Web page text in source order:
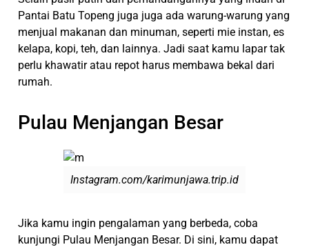
Pantai Batu Topeng juga juga ada warung-warung yang
menjual makanan dan minuman, seperti mie instan, es
kelapa, kopi, teh, dan lainnya. Jadi saat kamu lapar tak
perlu khawatir atau repot harus membawa bekal dari
rumah.
Pulau Menjangan Besar
Instagram.com/karimunjawa.trip.id
Jika kamu ingin pengalaman yang berbeda, coba
kunjungi Pulau Menjangan Besar. Di sini, kamu dapat